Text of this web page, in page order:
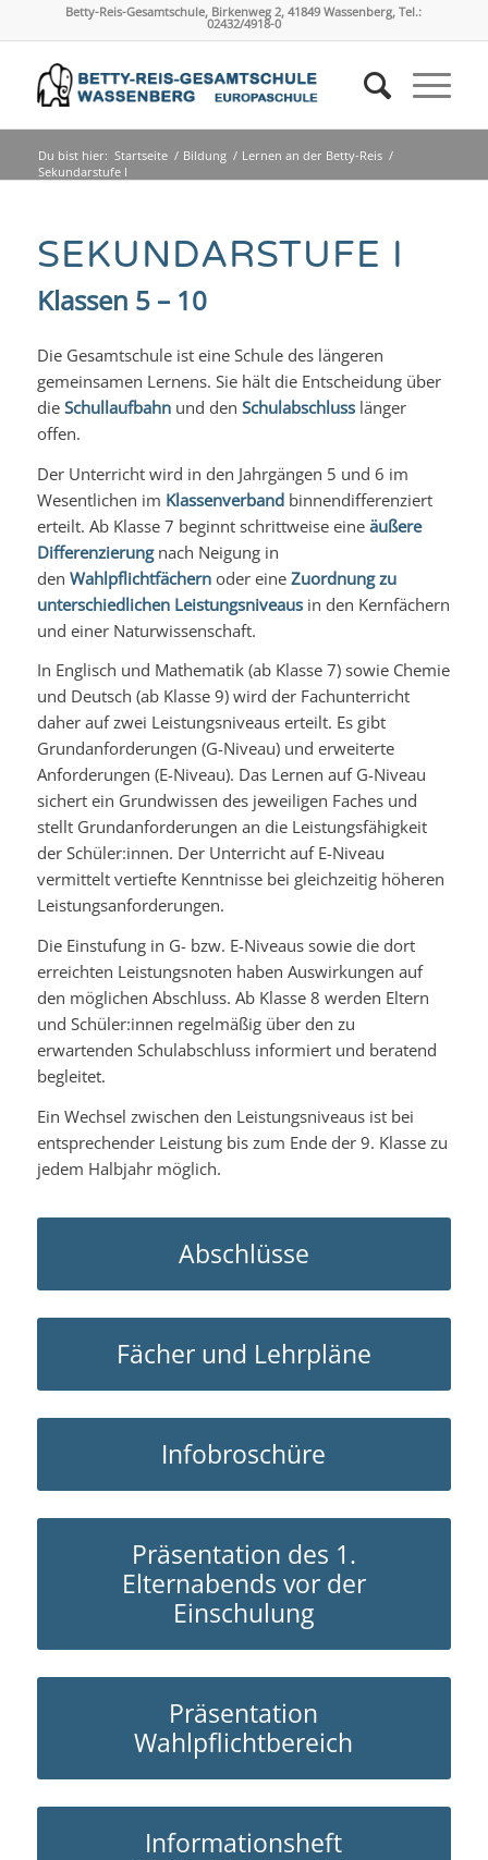
Betty-Reis-Gesamtschule, Birkenweg 2, 41849 Wassenberg, Tel.:
02432/4918-0
Du bist hier: Startseite / Bildung / Lernen an der Betty-Reis /
Sekundarstufe I
SEKUNDARSTUFE I
Klassen 5 – 10
Die Gesamtschule ist eine Schule des längeren
gemeinsamen Lernens. Sie hält die Entscheidung über
die Schullaufbahnund den Schulabschluss länger
offen.
Der Unterricht wird in den Jahrgängen 5 und 6 im
Wesentlichen im Klassenverbandbinnendifferenziert
erteilt. Ab Klasse 7 beginnt schrittweise eine äußere
Differenzierungnach Neigung in
den Wahlpflichtfächern oder eine Zuordnung zu
unterschiedlichen Leistungsniveausin den Kernfächern
und einer Naturwissenschaft.
In Englisch und Mathematik (ab Klasse 7) sowie Chemie
und Deutsch (ab Klasse 9) wird der Fachunterricht
daher auf zwei Leistungsniveaus erteilt. Es gibt
Grundanforderungen (G-Niveau) und erweiterte
Anforderungen (E-Niveau). Das Lernen auf G-Niveau
sichert ein Grundwissen des jeweiligen Faches und
stellt Grundanforderungen an die Leistungsfähigkeit
der Schüler:innen. Der Unterricht auf E-Niveau
vermittelt vertiefte Kenntnisse bei gleichzeitig höheren
Leistungsanforderungen.
Die Einstufung in G- bzw. E-Niveaus sowie die dort
erreichten Leistungsnoten haben Auswirkungen auf
den möglichen Abschluss. Ab Klasse 8 werden Eltern
und Schüler:innen regelmäßig über den zu
erwartenden Schulabschluss informiert und beratend
begleitet.
Ein Wechsel zwischen den Leistungsniveaus ist bei
entsprechender Leistung bis zum Ende der 9. Klasse zu
jedem Halbjahr möglich.
Abschlüsse
Fächer und Lehrpläne
Infobroschüre
Präsentation des 1.
Elternabends vor der
Einschulung
Präsentation
Wahlpflichtbereich
Informationsheft